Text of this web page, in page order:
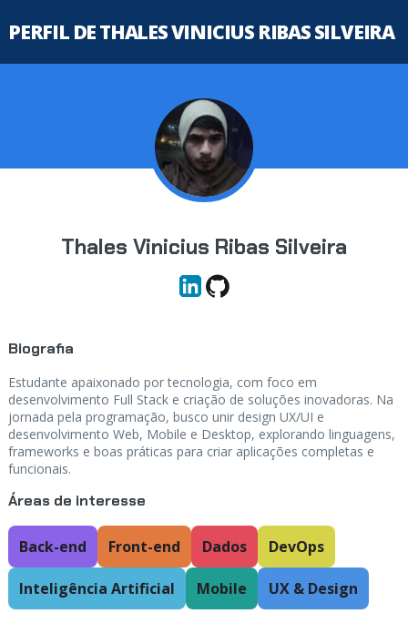
PERFIL DE THALES VINICIUS RIBAS SILVEIRA
Thales Vinicius Ribas Silveira
Biografia
Estudante apaixonado por tecnologia, com foco em
desenvolvimento Full Stack e criação de soluções inovadoras. Na
jornada pela programação, busco unir design UX/UI e
desenvolvimento Web, Mobile e Desktop, explorando linguagens,
frameworks e boas práticas para criar aplicações completas e
funcionais.
Áreas de interesse
Back-end Front-end Dados DevOps
Inteligência Artificial Mobile UX & Design